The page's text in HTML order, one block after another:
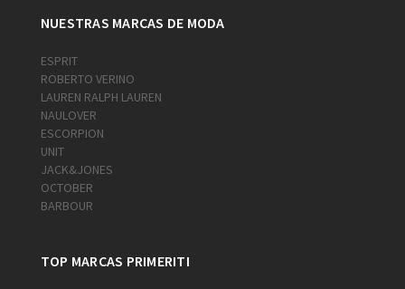
NUESTRAS MARCAS DE MODA
ESPRIT
ROBERTO VERINO
LAUREN RALPH LAUREN
NAULOVER
ESCORPION
UNIT
JACK&JONES
OCTOBER
BARBOUR
TOP MARCAS PRIMERITI